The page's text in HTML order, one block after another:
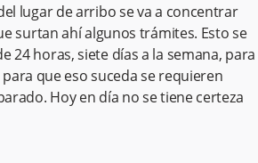
lugar de arribo se va a concentrar
surtan ahí algunos trámites. Esto se
24 horas, siete días a la semana, para
que eso suceda se requieren
Hoy en día no se tiene certeza